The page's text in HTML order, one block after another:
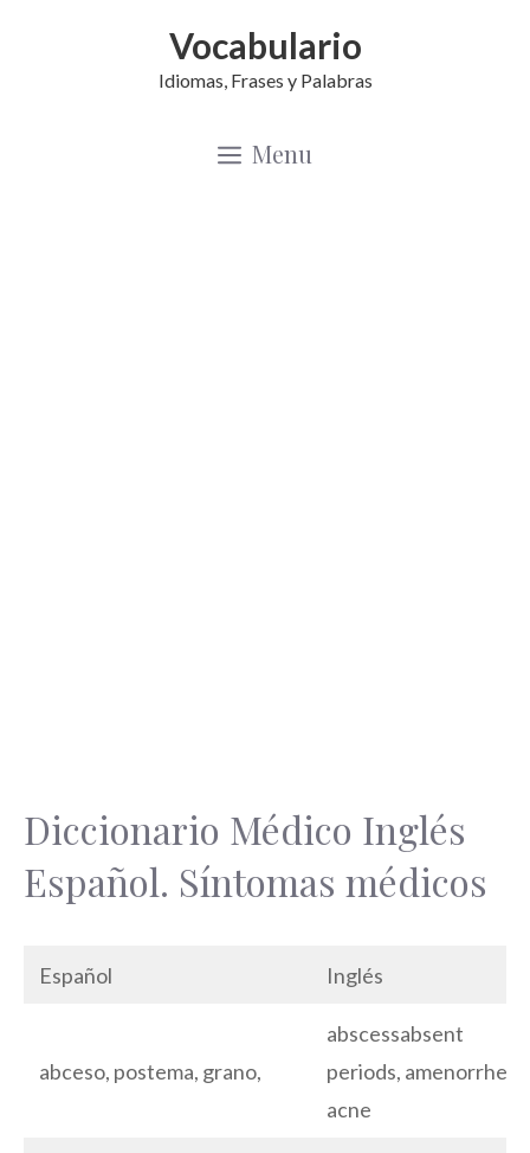
Vocabulario
Idiomas, Frases y Palabras
Menu
Diccionario Médico Inglés
Español. Síntomas médicos
Español Inglés
abceso, postema, grano,
abscessabsent
periods, amenorrhea
acne